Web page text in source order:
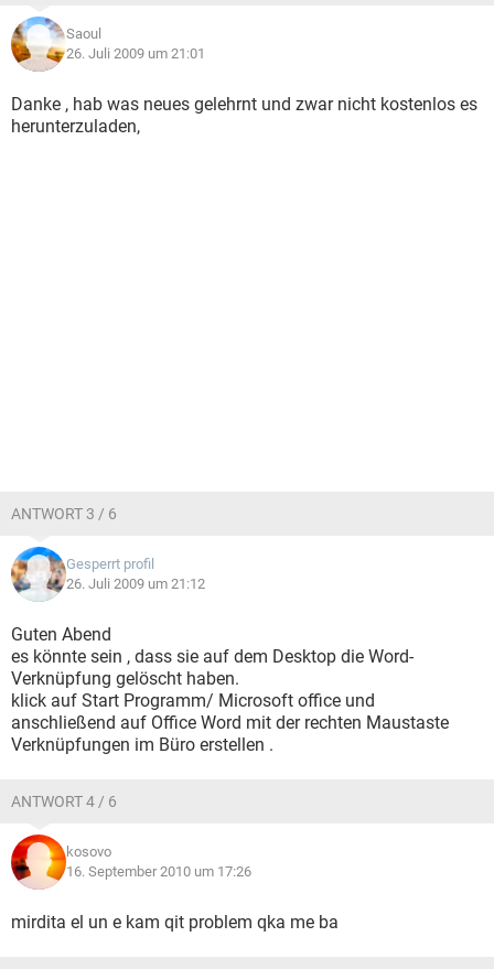
Saoul
26. Juli 2009 um 21:01
Danke , hab was neues gelehrnt und zwar nicht kostenlos es
herunterzuladen,
ANTWORT 3 / 6
Gesperrt profil
26. Juli 2009 um 21:12
Guten Abend
es könnte sein , dass sie auf dem Desktop die Word-
Verknüpfung gelöscht haben.
klick auf Start Programm/ Microsoft office und
anschließend auf Office Word mit der rechten Maustaste
Verknüpfungen im Büro erstellen .
ANTWORT 4 / 6
kosovo
16. September 2010 um 17:26
mirdita el un e kam qit problem qka me ba